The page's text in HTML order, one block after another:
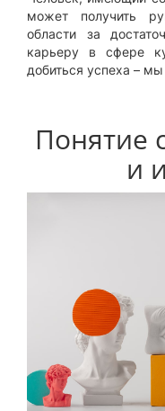
может получить
области за
карьеру в сфере
добиться успеха –
Понятие
и